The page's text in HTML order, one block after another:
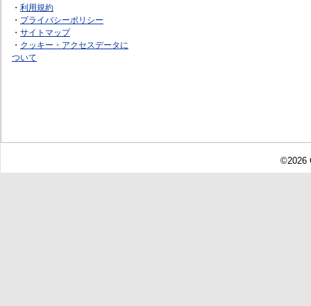
・ 利用規約
・ プライバシーポリシー
・ サイトマップ
・ クッキー・アクセスデータに
ついて
©2026